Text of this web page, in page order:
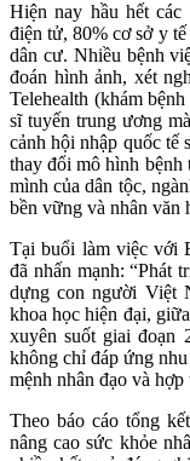
Hiện nay hầu hết
điện tử, 80% cơ sở y
dân cư. Nhiều bệnh
đoán hình ảnh, xét
Telehealth (khám
sĩ tuyến trung ương
cảnh hội nhập quốc tế
thay đổi mô hình bệnh
mình của dân tộc,
bền vững và nhân văn
Tại buổi làm việc với
đã nhấn mạnh: “Phát
dựng con người Việt
khoa học hiện đại,
xuyên suốt giai đoạn
không chỉ đáp ứng
mệnh nhân đạo và hợp
Theo báo cáo tổng
nâng cao sức khỏe